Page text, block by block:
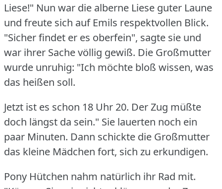
Liese!" Nun war die alberne Liese guter Laune
und freute sich auf Emils respektvollen Blick.
"Sicher findet er es oberfein", sagte sie und
war ihrer Sache völlig gewiß. Die Großmutter
wurde unruhig: "Ich möchte bloß wissen, was
das heißen soll.
Jetzt ist es schon 18 Uhr 20. Der Zug müßte
doch längst da sein." Sie lauerten noch ein
paar Minuten. Dann schickte die Großmutter
das kleine Mädchen fort, sich zu erkundigen.
Pony Hütchen nahm natürlich ihr Rad mit.